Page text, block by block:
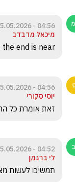
04:56 - 05.05.2026
מיכאל מדבדב
end is near...
04:56 - 05.05.2026
יוסי סקורי
זאת אומרת כל
04:52 - 05.05.2026
לי ברגמן
תמשיכו לעשות